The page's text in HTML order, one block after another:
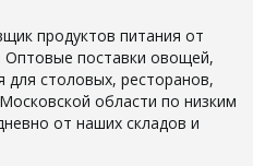
продуктов питания от
поставки овощей,
для столовых, ресторанов,
области по низким
от наших складов и